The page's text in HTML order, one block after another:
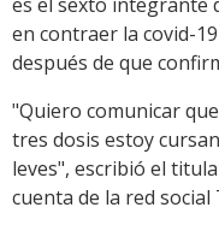
en contraer la covid-
después de que
"Quiero comunicar
tres dosis estoy
leves", escribió el
cuenta de la red social